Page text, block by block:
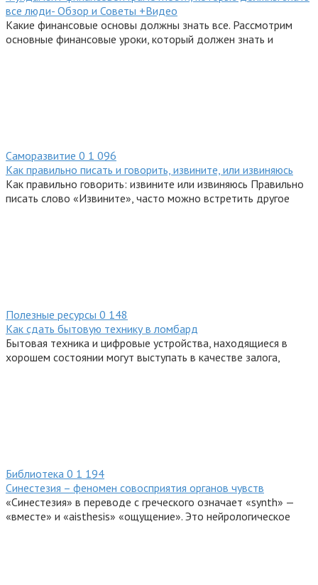
все люди- Обзор и Советы +Видео
Какие финансовые основы должны знать все. Рассмотрим
основные финансовые уроки, который должен знать и
Саморазвитие 0 1 096
Как правильно писать и говорить, извините, или извиняюсь
Как правильно говорить: извините или извиняюсь Правильно
писать слово «Извините», часто можно встретить другое
Полезные ресурсы 0 148
Как сдать бытовую технику в ломбард
Бытовая техника и цифровые устройства, находящиеся в
хорошем состоянии могут выступать в качестве залога,
Библиотека 0 1 194
Синестезия – феномен совосприятия органов чувств
«Синестезия» в переводе с греческого означает «synth» —
«вместе» и «aisthesis» «ощущение». Это нейрологическое